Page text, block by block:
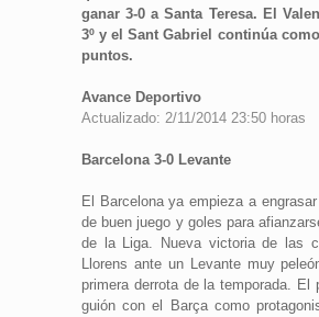
ganar 3-0 a Santa Teresa. El
3º y el Sant Gabriel continúa
puntos.
Avance Deportivo
Actualizado: 2/11/2014 23:50 horas
Barcelona 3-0 Levante
El Barcelona ya empieza a
de buen juego y goles para
de la Liga. Nueva victoria de las
Llorens ante un Levante muy
primera derrota de la temporada. El
guión con el Barça como